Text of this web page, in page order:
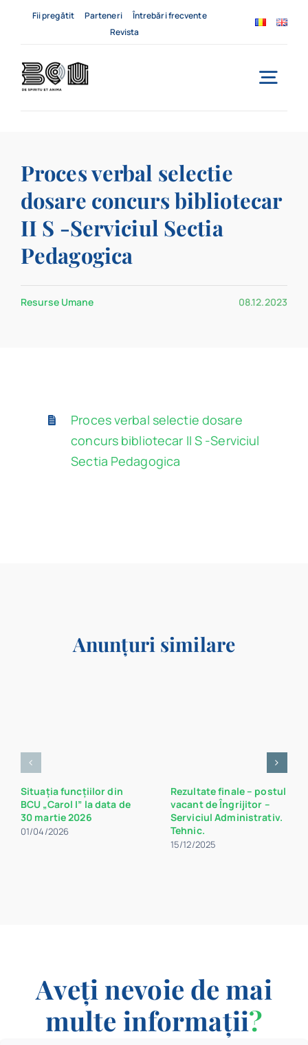
Fii pregătit Parteneri
Întrebări frecvente
Revista
Servicii
Contact
Proces verbal selectie
dosare concurs bibliotecar
II S -Serviciul Sectia
Pedagogica
Resurse Umane 08.12.2023
Proces verbal selectie dosare
concurs bibliotecar II S -Serviciul
Sectia Pedagogica
Anunțuri similare
Situația funcțiilor din
BCU „Carol I” la data de
30 martie 2026
01/04/2026
Rezultate finale – postul
vacant de Îngrijitor –
Serviciul Administrativ.
Tehnic.
15/12/2025
Aveți nevoie de mai
multe informații?